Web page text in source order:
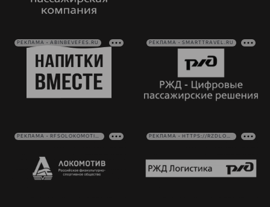
РЕКЛАМА • ABINBEVEFES.RU РЕКЛАМА • SMARTTRAVEL.RU
РЕКЛАМА • RFSOLOKOMOTIV.RU РЕКЛАМА • HTTPS://RZDLOG.RU/